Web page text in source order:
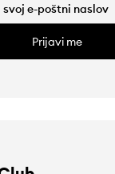
Prijavi me